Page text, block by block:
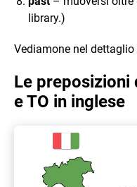
library.)
Vediamone nel dettaglio
Le preposizioni
e TO in inglese